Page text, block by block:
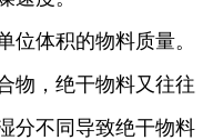
位体积的物料质量。
物，绝干物料又往往
分不同导致绝干物料